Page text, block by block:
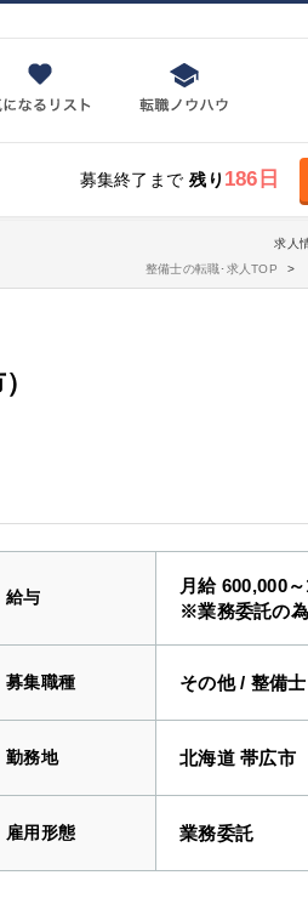
募集終了まで 残り 186日
求人
整備士の転職･求人TOP
給与
月給 600,000
※業務委託の
募集職種 その他/ 整備士
勤務地 北海道 帯広市
雇用形態 業務委託